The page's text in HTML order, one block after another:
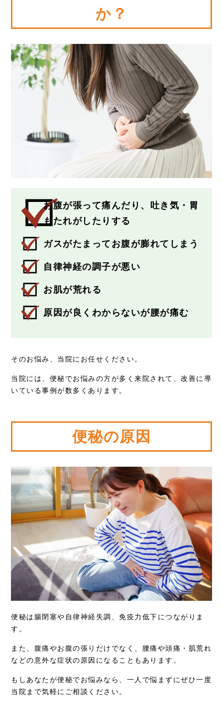
か？
お腹が張って痛んだり、吐き気・胃
もたれがしたりする
ガスがたまってお腹が膨れてしまう
自律神経の調子が悪い
お肌が荒れる
原因が良くわからないが腰が痛む
そのお悩み、当院にお任せください。
当院には、便秘でお悩みの方が多く来院されて、改善に導
いている事例が数多くあります。
便秘の原因
便秘は腸閉塞や自律神経失調、免疫力低下につながりま
す。
また、腹痛やお腹の張りだけでなく、腰痛や頭痛・肌荒れ
などの意外な症状の原因になることもあります。
もしあなたが便秘でお悩みなら、一人で悩まずにぜひ一度
当院まで気軽にご相談ください。